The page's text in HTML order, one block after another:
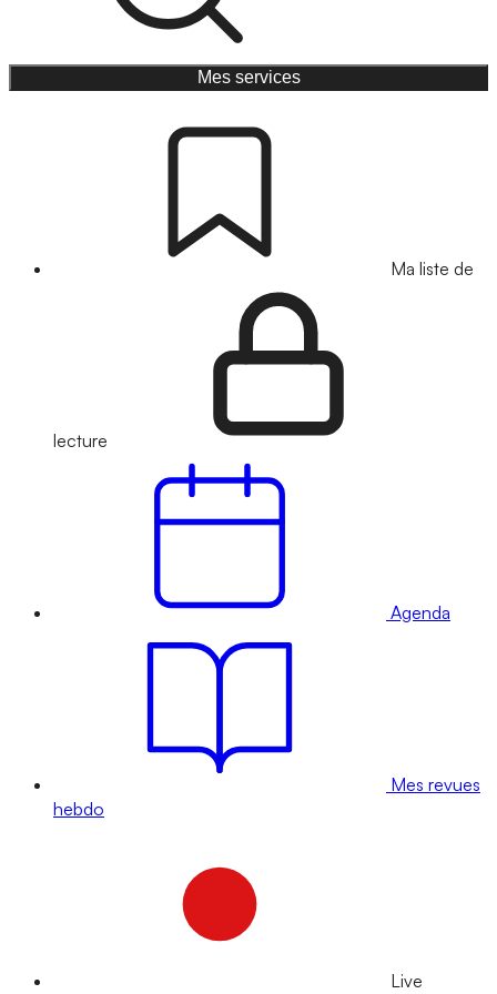
Mes services
Ma liste de
lecture
Agenda
Mes revues
hebdo
Live